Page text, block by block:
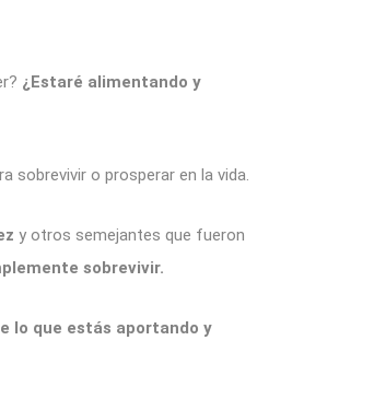
¿Estaré alimentando y
sobrevivir o prosperar en la vida.
y otros semejantes que fueron
sobrevivir.
lo que estás aportando y